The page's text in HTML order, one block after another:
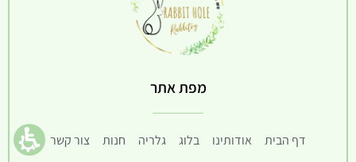
מפת אתר
דף הבית אודותינו בלוג גלריה חנות צור קשר